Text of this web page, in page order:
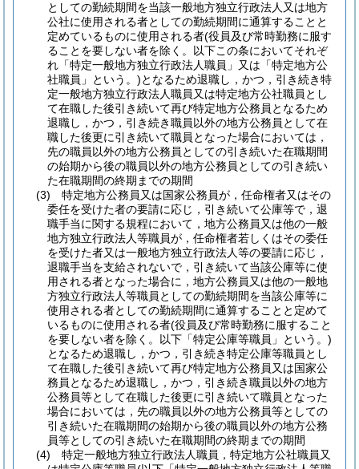
としての勤続期間を当該一般地方独立行政法人又は地方
公社に使用される者としての勤続期間に通算することと
定めているものに使用される者(役員及び常時勤務に服す
ることを要しない者を除く。以下この条においてそれぞ
れ「特定一般地方独立行政法人職員」又は「特定地方公
社職員」という。)となるため退職し，かつ，引き続き特
定一般地方独立行政法人職員又は特定地方公社職員とし
て在職した後引き続いて再び特定地方公務員となるため
退職し，かつ，引き続き職員以外の地方公務員として在
職した後更に引き続いて職員となった場合においては，
先の職員以外の地方公務員としての引き続いた在職期間
の始期から後の職員以外の地方公務員としての引き続い
た在職期間の終期までの期間
(3)
特定地方公務員又は国家公務員が，任命権者又はその
委任を受けた者の要請に応じ，引き続いて公庫等で，退
職手当に関する規程において，地方公務員又は他の一般
地方独立行政法人等職員が，任命権者若しくはその委任
を受けた者又は一般地方独立行政法人等の要請に応じ，
退職手当を支給されないで，引き続いて当該公庫等に使
用される者となった場合に，地方公務員又は他の一般地
方独立行政法人等職員としての勤続期間を当該公庫等に
使用される者としての勤続期間に通算することと定めて
いるものに使用される者(役員及び常時勤務に服すること
を要しない者を除く。以下「特定公庫等職員」という。)
となるため退職し，かつ，引き続き特定公庫等職員とし
て在職した後引き続いて再び特定地方公務員又は国家公
務員となるため退職し，かつ，引き続き職員以外の地方
公務員等として在職した後更に引き続いて職員となった
場合においては，先の職員以外の地方公務員等としての
引き続いた在職期間の始期から後の職員以外の地方公務
員等としての引き続いた在職期間の終期までの期間
(4)
特定一般地方独立行政法人職員，特定地方公社職員又